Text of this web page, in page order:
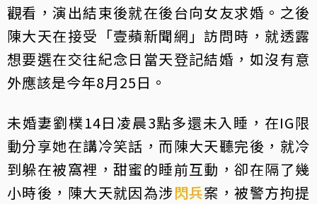
觀看，演出結束後就在後台向女友求婚。之後
陳大天在接受「壹蘋新聞網」訪問時，就透露
想要選在交往紀念日當天登記結婚，如沒有意
外應該是今年8月25日。
未婚妻劉樸14日凌晨3點多還未入睡，在IG限
動分享她在講冷笑話，而陳大天聽完後，就冷
到躲在被窩裡，甜蜜的睡前互動，卻在隔了幾
小時後，陳大天就因為涉閃兵案，被警方拘提